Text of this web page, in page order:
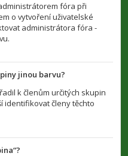
fóra při
o vytvoření uživatelské
administrátora fóra -
jinou barvu?
k členům určitých skupin
identifikovat členy těchto